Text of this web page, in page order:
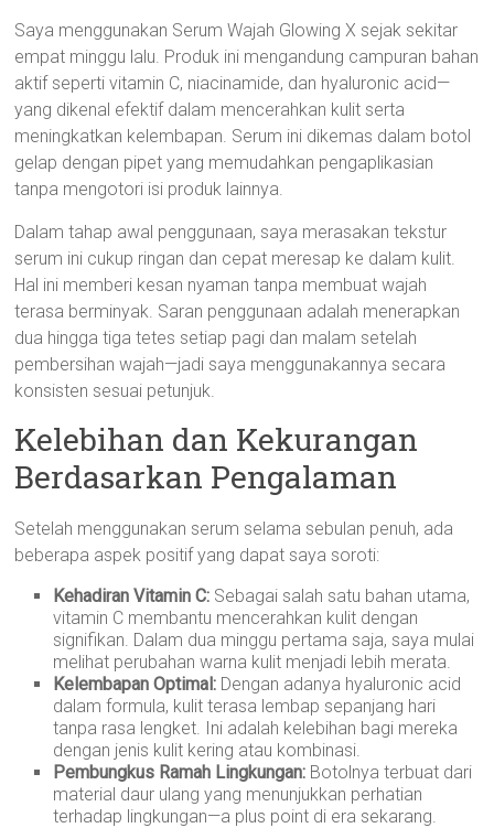
Saya menggunakan Serum Wajah Glowing X sejak sekitar
empat minggu lalu. Produk ini mengandung campuran bahan
aktif seperti vitamin C, niacinamide, dan hyaluronic acid—
yang dikenal efektif dalam mencerahkan kulit serta
meningkatkan kelembapan. Serum ini dikemas dalam botol
gelap dengan pipet yang memudahkan pengaplikasian
tanpa mengotori isi produk lainnya.
Dalam tahap awal penggunaan, saya merasakan tekstur
serum ini cukup ringan dan cepat meresap ke dalam kulit.
Hal ini memberi kesan nyaman tanpa membuat wajah
terasa berminyak. Saran penggunaan adalah menerapkan
dua hingga tiga tetes setiap pagi dan malam setelah
pembersihan wajah—jadi saya menggunakannya secara
konsisten sesuai petunjuk.
Kelebihan dan Kekurangan
Berdasarkan Pengalaman
Setelah menggunakan serum selama sebulan penuh, ada
beberapa aspek positif yang dapat saya soroti:
Kehadiran Vitamin C: Sebagai salah satu bahan utama,
vitamin C membantu mencerahkan kulit dengan
signifikan. Dalam dua minggu pertama saja, saya mulai
melihat perubahan warna kulit menjadi lebih merata.
Kelembapan Optimal: Dengan adanya hyaluronic acid
dalam formula, kulit terasa lembap sepanjang hari
tanpa rasa lengket. Ini adalah kelebihan bagi mereka
dengan jenis kulit kering atau kombinasi.
Pembungkus Ramah Lingkungan: Botolnya terbuat dari
material daur ulang yang menunjukkan perhatian
terhadap lingkungan—a plus point di era sekarang.